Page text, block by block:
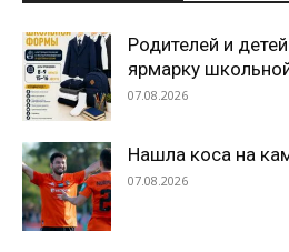
Родителей и
ярмарку
07.08.2026
Нашла коса на
07.08.2026